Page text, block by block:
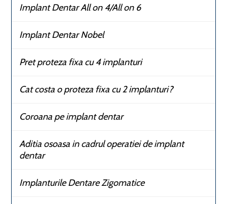
Implant Dentar All on 4/All on 6
Implant Dentar Nobel
Pret proteza fixa cu 4 implanturi
Cat costa o proteza fixa cu 2 implanturi?
Coroana pe implant dentar
Aditia osoasa in cadrul operatiei de implant
dentar
Implanturile Dentare Zigomatice